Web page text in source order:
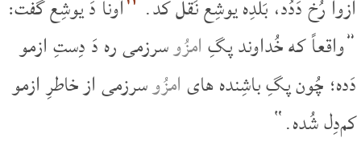
ازوا رُخ دَدُد، بَلدِه یوشِع نَقل کد. اُونا دَ یوشِع گُفت:
”واقعاً که خُداوند پگِامزُوسرزمی ره دَ دِستِ ازمو
دَده؛ چُون پگِ باشِنده هایامزُوسرزمی از خاطرِ ازمو
کم‌دِل شُده.“